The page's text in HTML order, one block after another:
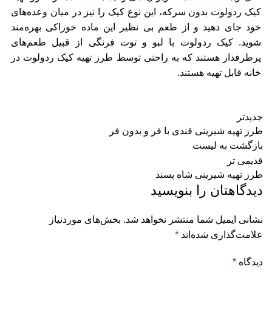
کیک ردولوت بدون سرکه، این نوع کیک را نیز در میان وعده‌های
خود جای دهید و از طعم بی نظیر این ماده خوراکی بهره‌مند
شوید. کیک ردولوت با لبو و توت فرنگی از قبیل طعم‌های
پرطرفدار هستند که به راحتی توسط طرز تهیه کیک ردولوت در
خانه قابل تهیه هستند.
جدیدتر
طرز تهیه شیرینی قندی با فر و بدون فر
بازگشت به لیست
قدیمی تر
طرز تهیه شیرینی شاه پسند
دیدگاهتان را بنویسید
نشانی ایمیل شما منتشر نخواهد شد. بخش‌های موردنیاز
علامت‌گذاری شده‌اند *
دیدگاه *